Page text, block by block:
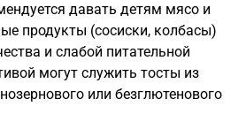
давать детям мясо и
продукты (сосиски, колбасы)
и слабой питательной
могут служить тосты из
или безглютенового